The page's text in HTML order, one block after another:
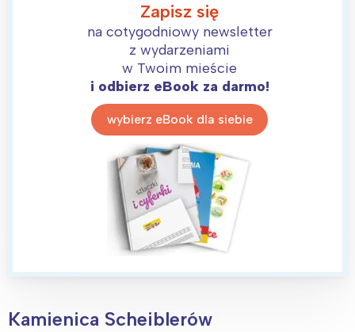
Zapisz się
na cotygodniowy newsletter
z wydarzeniami
w Twoim mieście
i odbierz eBook za darmo!
wybierz eBook dla siebie
Kamienica Scheiblerów